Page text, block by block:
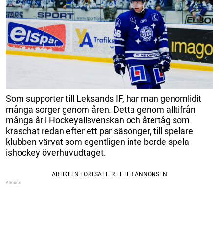
Som supporter till Leksands IF, har man genomlidit
många sorger genom åren. Detta genom alltifrån
många år i Hockeyallsvenskan och återtåg som
kraschat redan efter ett par säsonger, till spelare
klubben värvat som egentligen inte borde spela
ishockey överhuvudtaget.